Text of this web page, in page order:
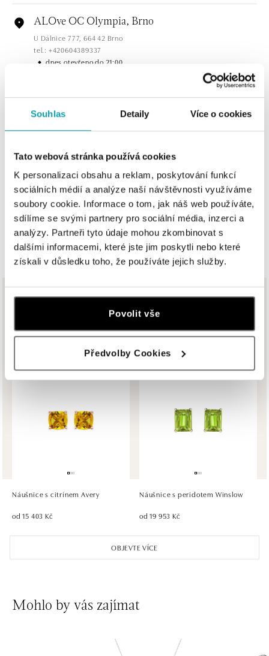
Souhlas Detaily Více o cookies
Tato webová stránka používá cookies
K personalizaci obsahu a reklam, poskytování funkcí
sociálních médií a analýze naší návštěvnosti využíváme
soubory cookie. Informace o tom, jak náš web používáte,
sdílíme se svými partnery pro sociální média, inzerci a
analýzy. Partneři tyto údaje mohou zkombinovat s
dalšími informacemi, které jste jim poskytli nebo které
získali v důsledku toho, že používáte jejich služby.
Povolit vše
Předvolby Cookies
ALOve OC Olympia, Brno
U Dálnice 777, 664 42 Brno
tel.: +420604389337
dnes otevřeno do 21:00
ALOve Westfield Černý most, Praha 9
Chlumecká 765/6, 198 19 Praha 9
dnes otevřeno do 21:00
Roztylská 2321/19, 148 00 Praha 4 - Chodov
tel.: +420730524389
dnes otevřeno do 21:00
ALOve OC Aupark, Bratislava
Einsteinova 3541/18, 851 01 Bratislava
ALOve OC Eurovea, Bratislava
Pribinova 8, 811 09 Bratislava
dnes otevřeno do 21:00
tel.: +421 917 090 372
dnes otevřeno do 21:00
Pribinova 8, 811 09 Bratislava
dnes otevřeno do 21:00
ZOBRAZIT VŠECHNY BUTIKY
Ze stejné kolekce
Více než dvě desetiletí věnujeme úsilí zodpovědnému výběru vzácných
materiálů, které používáme v našich špercích.
OBJEVTE VÍCE
Náušnice s citrínem Avery
od 15 403 Kč
Náušnice s peridotem Winslow
od 19 953 Kč
Mohlo by vás zajímat